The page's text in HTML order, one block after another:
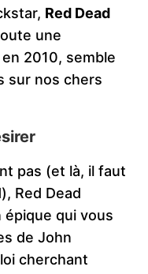
Red Dead
une
2010, semble
sur nos chers
pas (et là, il faut
Red Dead
qui vous
de John
cherchant